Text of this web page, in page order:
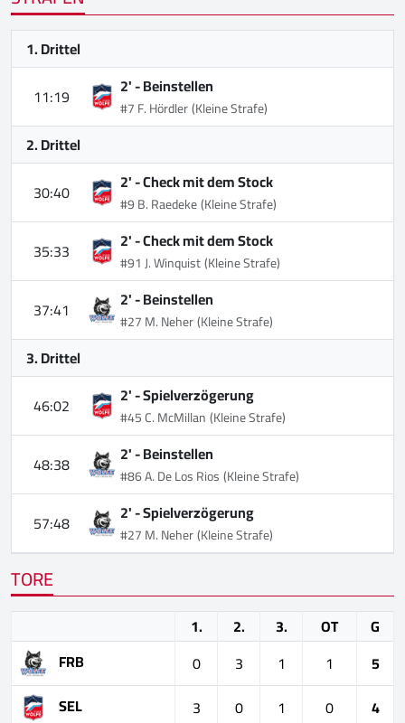
1. Drittel
11:19
2' -Beinstellen
#7 F. Hördler(Kleine Strafe)
2. Drittel
30:40
2' -Check mit dem Stock
#9 B. Raedeke(Kleine Strafe)
35:33 2' -Check mit dem Stock
#91 J. Winquist(Kleine Strafe)
37:41 2' -Beinstellen
#27 M. Neher(Kleine Strafe)
3. Drittel
46:02
2' -Spielverzögerung
#45 C. McMillan(Kleine Strafe)
48:38 2' -Beinstellen
#86 A. De Los Rios(Kleine Strafe)
57:48 2' -Spielverzögerung
#27 M. Neher(Kleine Strafe)
TORE
1. 2. 3. OT
G
FRB
0 3 1 1
5
SEL
3 0 1 0 4